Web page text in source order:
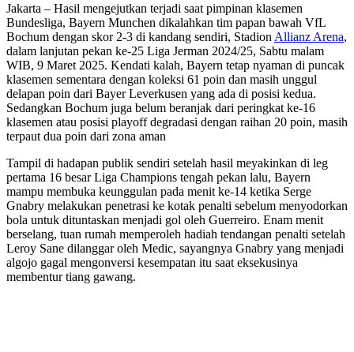
Jakarta – Hasil mengejutkan terjadi saat pimpinan klasemen
Bundesliga, Bayern Munchen dikalahkan tim papan bawah VfL
Bochum dengan skor 2-3 di kandang sendiri, Stadion Allianz Arena,
dalam lanjutan pekan ke-25 Liga Jerman 2024/25, Sabtu malam
WIB, 9 Maret 2025. Kendati kalah, Bayern tetap nyaman di puncak
klasemen sementara dengan koleksi 61 poin dan masih unggul
delapan poin dari Bayer Leverkusen yang ada di posisi kedua.
Sedangkan Bochum juga belum beranjak dari peringkat ke-16
klasemen atau posisi playoff degradasi dengan raihan 20 poin, masih
terpaut dua poin dari zona aman
Tampil di hadapan publik sendiri setelah hasil meyakinkan di leg
pertama 16 besar Liga Champions tengah pekan lalu, Bayern
mampu membuka keunggulan pada menit ke-14 ketika Serge
Gnabry melakukan penetrasi ke kotak penalti sebelum menyodorkan
bola untuk dituntaskan menjadi gol oleh Guerreiro. Enam menit
berselang, tuan rumah memperoleh hadiah tendangan penalti setelah
Leroy Sane dilanggar oleh Medic, sayangnya Gnabry yang menjadi
algojo gagal mengonversi kesempatan itu saat eksekusinya
membentur tiang gawang.